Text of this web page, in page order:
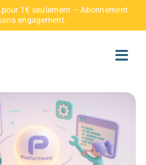
1€ seulement – Abonnement
engagement.